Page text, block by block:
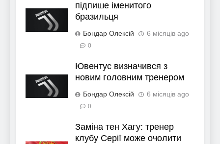
підпише іменитого
бразильця
Бондар Олексій 6 місяців ago
0
Ювентус визначився з
новим головним тренером
Бондар Олексій 6 місяців ago
0
Заміна тен Хагу: тренер
клубу Серії може очолити